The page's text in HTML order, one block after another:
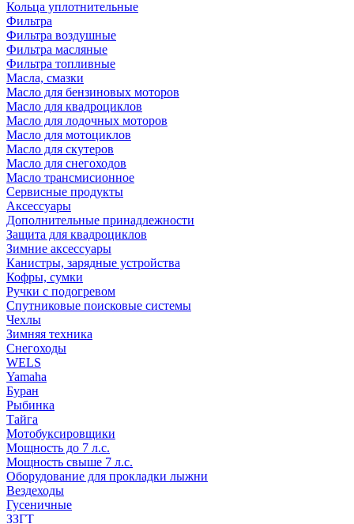
Кольца уплотнительные
Фильтра
Фильтра воздушные
Фильтра масляные
Фильтра топливные
Масла, смазки
Масло для бензиновых моторов
Масло для квадроциклов
Масло для лодочных моторов
Масло для мотоциклов
Масло для скутеров
Масло для снегоходов
Масло трансмисионное
Сервисные продукты
Аксессуары
Дополнительные принадлежности
Защита для квадроциклов
Зимние аксессуары
Канистры, зарядные устройства
Кофры, сумки
Ручки с подогревом
Спутниковые поисковые системы
Чехлы
Зимняя техника
Снегоходы
WELS
Yamaha
Буран
Рыбинка
Тайга
Мотобуксировщики
Мощность до 7 л.с.
Мощность свыше 7 л.с.
Оборудование для прокладки лыжни
Вездеходы
Гусеничные
ЗЗГТ